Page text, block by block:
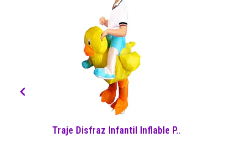
Traje Disfraz Infantil Inflable P..